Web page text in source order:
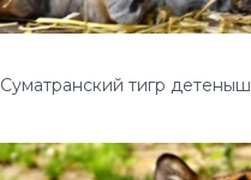
Суматранский тигр детеныш